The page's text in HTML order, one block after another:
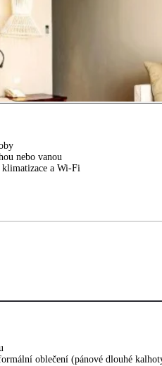
nebo vanou
klimatizace a Wi-Fi
oblečení (pánové dlouhé